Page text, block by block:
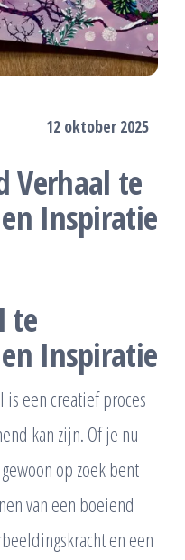
12 oktober 2025
Verhaal te
Inspiratie
te
Inspiratie
is een creatief proces
kan zijn. Of je nu
op zoek bent
van een boeiend
en een